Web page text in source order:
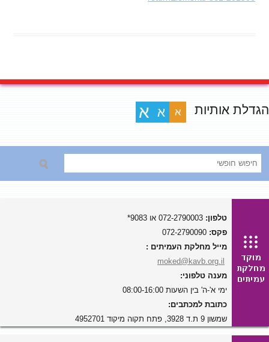
הגדלת אותיות א א א
טלפון:
פקס:
מייל מחלקת העמיתים :
moked@kavb.org.il
מענה טלפוני:
ימי א'-ה' בין השעות 08:00-16:00
כתובת למכתבים:
שמשון 9 ת.ד 3928, פתח תקוה מיקוד 4952701